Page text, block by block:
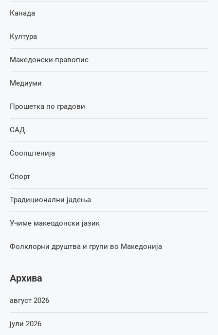
Канада
Култура
Македонски правопис
Медиуми
Прошетка по градови
САД
Соопштенија
Спорт
Традиционални јадења
Учиме макеодонски јазик
Фолклорни друштва и групи во Македонија
Архива
август 2026
јули 2026